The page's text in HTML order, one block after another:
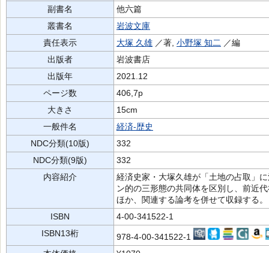
副書名
他六篇
叢書名
岩波文庫
責任表示
大塚 久雄 ／著, 小野塚 知二 ／編
出版者
岩波書店
出版年
2021.12
ページ数
406,7p
大きさ
15cm
一般件名
経済-歴史
NDC分類(10版)
332
NDC分類(9版)
332
内容紹介
経済史家・大塚久雄が「土地の占取」
ン的の三形態の共同体を区別し、前近
ほか、関連する論考を併せて収録する。
ISBN
4-00-341522-1
ISBN13桁
978-4-00-341522-1